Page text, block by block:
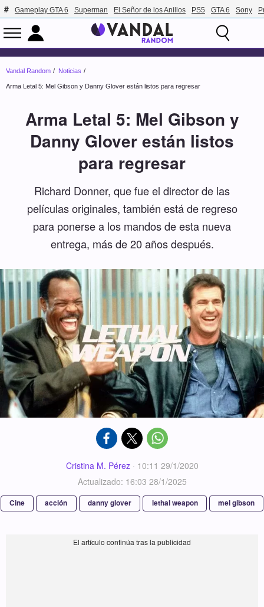
Gameplay GTA 6 Superman El Señor de los Anillos PS5 GTA 6 Sony
Vandal Random Noticias
Arma Letal 5: Mel Gibson y Danny Glover están listos para regresar
Arma Letal 5: Mel Gibson y
Danny Glover están listos
para regresar
Richard Donner, que fue el director de las
películas originales, también está de regreso
para ponerse a los mandos de esta nueva
entrega, más de 20 años después.
Cristina M. Pérez· 10:11 29/1/2020
Actualizado: 16:03 28/1/2025
Cine acción danny glover lethal weapon mel gibson